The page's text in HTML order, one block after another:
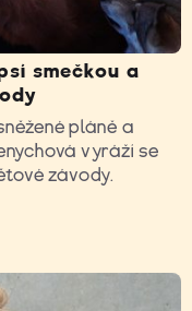
smečkou a
pláně a
vyráží se
závody.